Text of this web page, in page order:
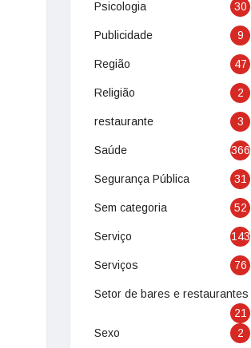
Psicologia 30
Publicidade 9
Região 47
Religião 2
restaurante 3
Saúde 366
Segurança Pública 31
Sem categoria 52
Serviço 143
Serviços 76
Setor de bares e restaurantes
21
Sexo
2